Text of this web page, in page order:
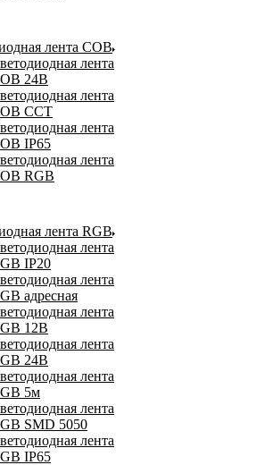
лента COB
лента
24В
лента
CCT
лента
IP65
лента
RGB
лента RGB
лента
IP20
лента
адресная
лента
12В
лента
24В
лента
5м
лента
SMD 5050
лента
IP65